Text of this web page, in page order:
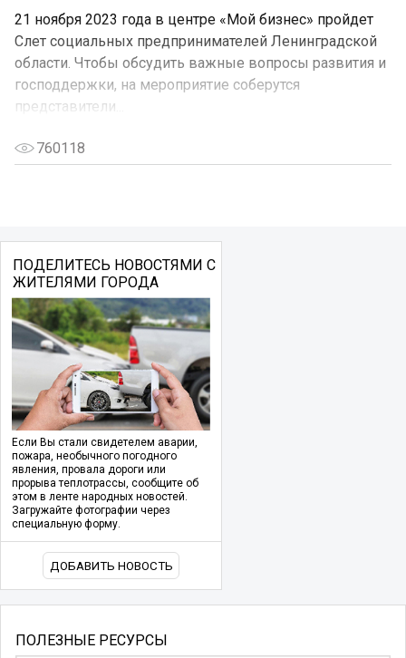
21 ноября 2023 года в центре «Мой бизнес» пройдет
Слет социальных предпринимателей Ленинградской
области. Чтобы обсудить важные вопросы развития и
господдержки, на мероприятие соберутся
представители...
760118
ПОДЕЛИТЕСЬ НОВОСТЯМИ С
ЖИТЕЛЯМИ ГОРОДА
Если Вы стали свидетелем аварии,
пожара, необычного погодного
явления, провала дороги или
прорыва теплотрассы, сообщите об
этом в ленте народных новостей.
Загружайте фотографии через
специальную форму.
ДОБАВИТЬ НОВОСТЬ
ПОЛЕЗНЫЕ РЕСУРСЫ